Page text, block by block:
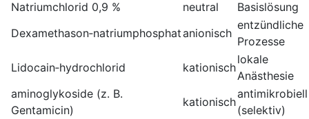
Natriumchlorid 0,9 %
neutral
Basislösung
Dexamethason‑natriumphosphatanionisch
entzündliche
Prozesse
Lidocain‑hydrochlorid
kationisch
lokale
Anästhesie
aminoglykoside (z. B. ​
Gentamicin)
kationisch
antimikrobiell
(selektiv)